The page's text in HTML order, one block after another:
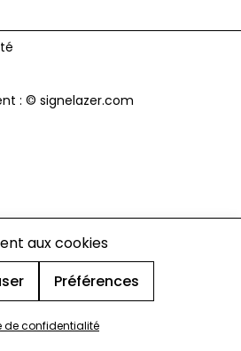
aux cookies
Préférences
de confidentialité
: © signelazer.com